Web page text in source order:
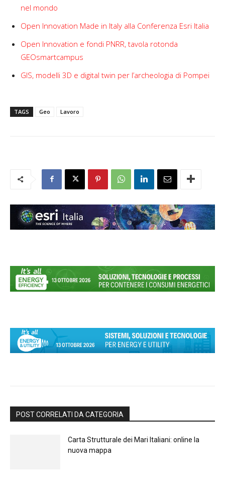
nel mondo
Open Innovation Made in Italy alla Conferenza Esri Italia
Open Innovation e fondi PNRR, tavola rotonda
GEOsmartcampus
GIS, modelli 3D e digital twin per l’archeologia di Pompei
TAGS Geo Lavoro
POST CORRELATI DA CATEGORIA
Carta Strutturale dei Mari Italiani: online la
nuova mappa